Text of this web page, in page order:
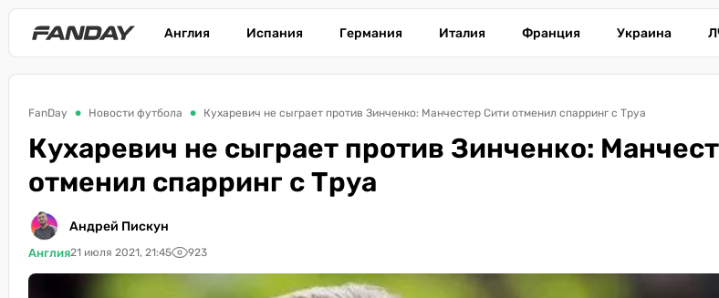
Англия Испания Германия Италия Франция Украина
FanDay Новости футбола Кухаревич не сыграет против Зинченко: Манчестер Сити отменил спарринг с Труа
Кухаревич не сыграет против Зинченко:
отменил спарринг с Труа
Андрей Пискун
Англия21 июля 2021, 21:45 923